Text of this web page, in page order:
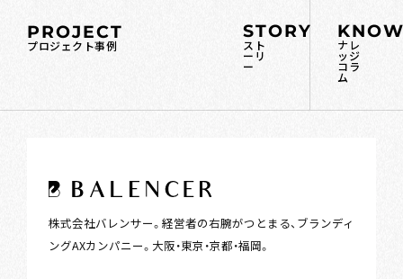
PROJECT
プロジェクト事例
STORY
スト
ーリ
ー
ナレ
ッジ
コラ
ム
株式会社バレンサー。経営者の右腕がつとまる、ブランディ
ングAXカンパニー。大阪・東京・京都・福岡。